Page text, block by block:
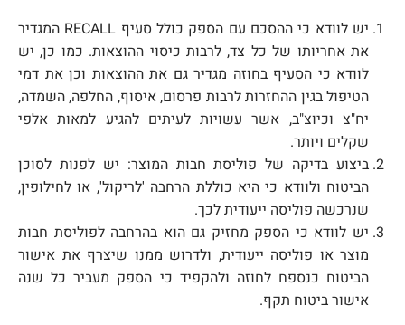
יש לוודא כי ההסכם עם הספק כולל סעיף RECALL המגדיר
את אחריותו של כל צד, לרבות כיסוי ההוצאות. כמו כן, יש
לוודא כי הסעיף בחוזה מגדיר גם את ההוצאות וכן את דמי
הטיפול בגין ההחזרות לרבות פרסום, איסוף, החלפה, השמדה,
יח"צ וכיוצ"ב, אשר עשויות לעיתים להגיע למאות אלפי
שקלים ויותר.
ביצוע בדיקה של פוליסת חבות המוצר: יש לפנות לסוכן
הביטוח ולוודא כי היא כוללת הרחבה 'לריקול', או לחילופין,
שנרכשה פוליסה ייעודית לכך.
יש לוודא כי הספק מחזיק גם הוא בהרחבה לפוליסת חבות
מוצר או פוליסה ייעודית, ולדרוש ממנו שיצרף את אישור
הביטוח כנספח לחוזה ולהקפיד כי הספק מעביר כל שנה
אישור ביטוח תקף.